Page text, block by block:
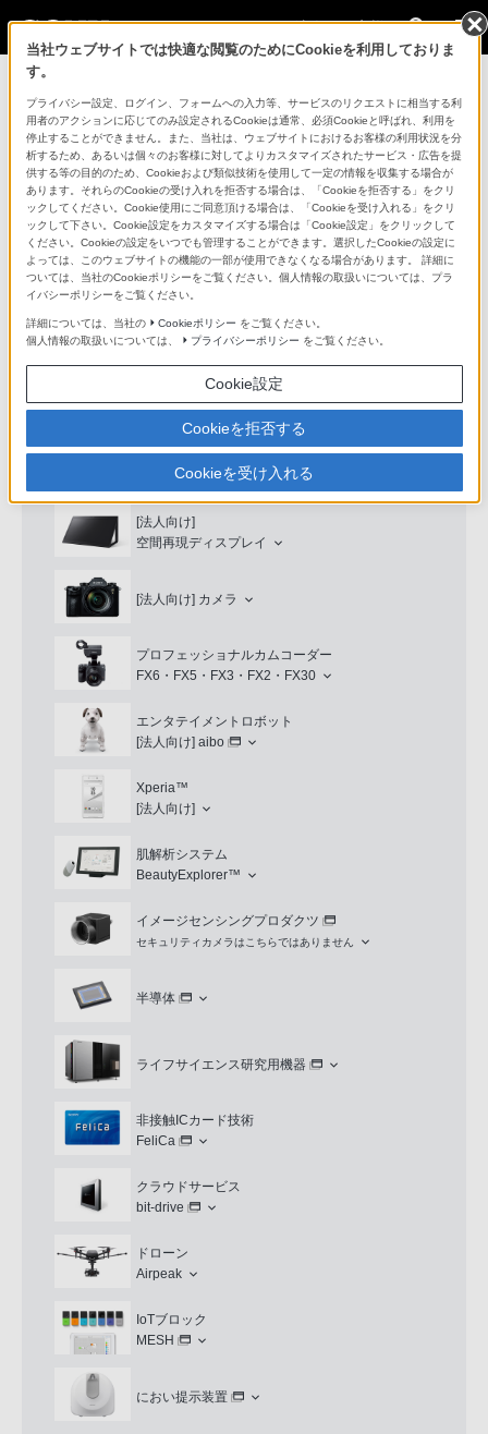
法人のお客様
コンスーマー製品に関するお問い合わせ
製品に関する重要なお知らせ
プロフェッショナル／業務用製品に関
するサポート・お問い合わせ
専用窓口のある業務用商品に関するお問い合わせ
以下の製品・サービスは専用窓口がございます。対象の
アイコンをクリックしてリンク先の窓口よりお問い合わ
業務用ディスプレイ・テレビ
[法人向け]ブラビア
[法人向け]
空間再現ディスプレイ
[法人向け] カメラ
プロフェッショナルカムコーダー
FX6・FX5・FX3・FX2・FX30
エンタテイメントロボット
[法人向け] aibo
Xperia™
[法人向け]
肌解析システム
BeautyExplorer™
イメージセンシングプロダクツ
セキュリティカメラはこちらではありません
半導体
ライフサイエンス研究用機器
非接触ICカード技術
FeliCa
クラウドサービス
bit-drive
ドローン
Airpeak
IoTブロック
MESH
におい提示装置
当社ウェブサイトでは快適な閲覧のためにCookieを利用しておりま
す。
プライバシー設定、ログイン、フォームへの入力等、サービスのリクエストに相当する利
用者のアクションに応じてのみ設定されるCookieは通常、必須Cookieと呼ばれ、利用を
停止することができません。また、当社は、ウェブサイトにおけるお客様の利用状況を分
析するため、あるいは個々のお客様に対してよりカスタマイズされたサービス・広告を提
供する等の目的のため、Cookieおよび類似技術を使用して一定の情報を収集する場合が
あります。それらのCookieの受け入れを拒否する場合は、「Cookieを拒否する」をクリ
ックしてください。Cookie使用にご同意頂ける場合は、「Cookieを受け入れる」をクリ
ックして下さい。Cookie設定をカスタマイズする場合は「Cookie設定」をクリックして
ください。Cookieの設定をいつでも管理することができます。選択したCookieの設定に
よっては、このウェブサイトの機能の一部が使用できなくなる場合があります。 詳細に
ついては、当社のCookieポリシーをご覧ください。個人情報の取扱いについては、プラ
イバシーポリシーをご覧ください。
詳細については、当社の Cookieポリシー をご覧ください。
個人情報の取扱いについては、
プライバシーポリシー をご覧ください。
Cookie設定
Cookieを拒否する
Cookieを受け入れる